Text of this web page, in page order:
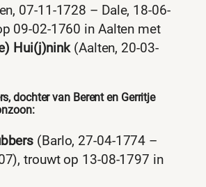
07-11-1728 – Dale, 18-06-
09-02-1760 in Aalten met
Hui(j)nink(Aalten, 20-03-
dochter van Berent en Gerritje
(Barlo, 27-04-1774 –
trouwt op 13-08-1797 in